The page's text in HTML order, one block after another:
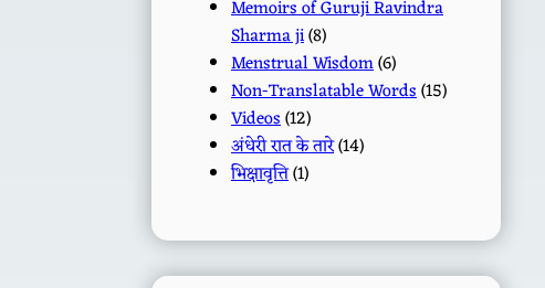
Memoirs of Guruji Ravindra
Sharma ji(8)
Menstrual Wisdom(6)
Non-Translatable Words(15)
Videos(12)
अंधेरी रात के तारे(14)
भिक्षावृत्ति(1)